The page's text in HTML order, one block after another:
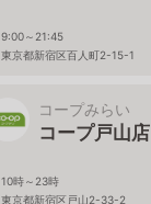
9:00～21:45
東京都新宿区百人町2-15-1
コープみらい
コープ戸山店
10時～23時
東京都新宿区戸山2-33-2